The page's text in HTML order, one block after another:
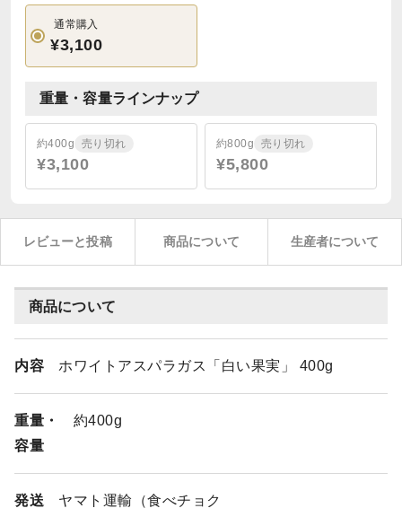
通常購入
¥3,100
重量・容量ラインナップ
約400g 売り切れ
¥3,100
約800g 売り切れ
¥5,800
レビューと投稿 商品について 生産者について
商品について
内容 ホワイトアスパラガス「白い果実」 400g
重量・
容量
約400g
発送
ヤマト運輸（食べチョク